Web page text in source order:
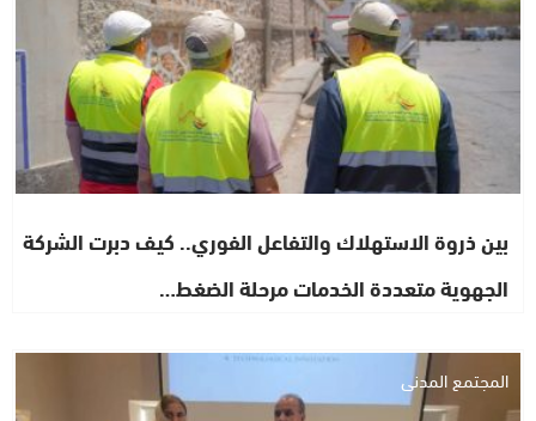
بين ذروة الاستهلاك والتفاعل الفوري.. كيف دبرت الشركة
الجهوية متعددة الخدمات مرحلة الضغط…
المجتمع المدني